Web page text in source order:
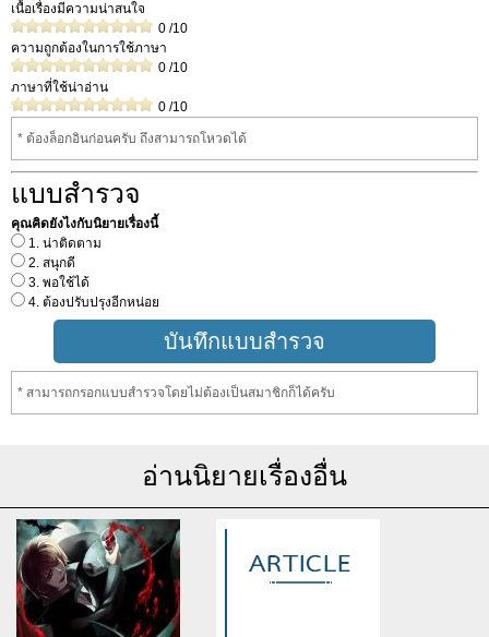
เนื้อเรื่องมีความน่าสนใจ
0 /10
ความถูกต้องในการใช้ภาษา
0 /10
ภาษาที่ใช้น่าอ่าน
0 /10
* ต้องล็อกอินก่อนครับ ถึงสามารถโหวดได้
แบบสำรวจ
คุณคิดยังไงกับนิยายเรื่องนี้
1. น่าติดตาม
2. สนุกดี
3. พอใช้ได้
4. ต้องปรับปรุงอีกหน่อย
* สามารถกรอกแบบสำรวจโดยไม่ต้องเป็นสมาชิกก็ได้ครับ
อ่านนิยายเรื่องอื่น